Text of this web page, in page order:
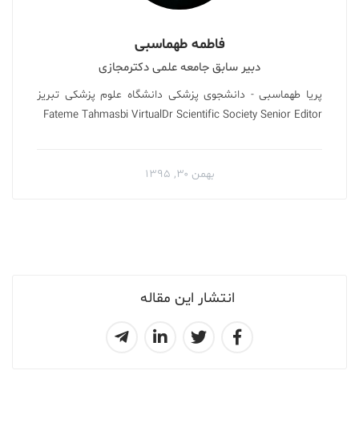
انتشار این مقاله
فاطمه طهماسبی
دبیر سابق جامعه علمی دکترمجازی
پریا طهماسبی - دانشجوی پزشکی دانشگاه علوم پزشکی تبریز
Fateme Tahmasbi VirtualDr Scientific Society Senior Editor
بهمن ۳۰, ۱۳۹۵